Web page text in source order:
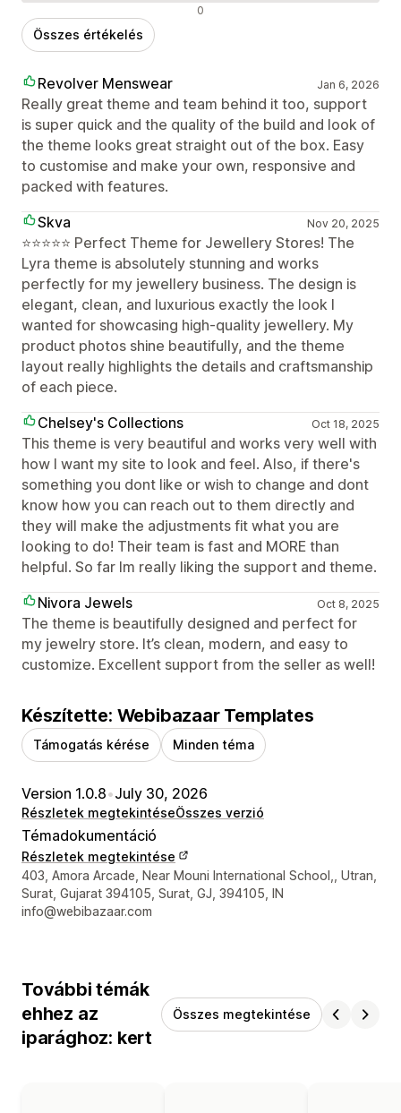
0
Összes értékelés
Revolver Menswear Jan 6, 2026
Really great theme and team behind it too, support
is super quick and the quality of the build and look of
the theme looks great straight out of the box. Easy
to customise and make your own, responsive and
packed with features.
Skva
Nov 20, 2025
⭐️⭐️⭐️⭐️⭐️ Perfect Theme for Jewellery Stores! The
Lyra theme is absolutely stunning and works
perfectly for my jewellery business. The design is
elegant, clean, and luxurious exactly the look I
wanted for showcasing high-quality jewellery. My
product photos shine beautifully, and the theme
layout really highlights the details and craftsmanship
of each piece.
Chelsey's Collections
Oct 18, 2025
This theme is very beautiful and works very well with
how I want my site to look and feel. Also, if there's
something you dont like or wish to change and dont
know how you can reach out to them directly and
they will make the adjustments fit what you are
looking to do! Their team is fast and MORE than
helpful. So far Im really liking the support and theme.
Nivora Jewels
Oct 8, 2025
The theme is beautifully designed and perfect for
my jewelry store. It’s clean, modern, and easy to
customize. Excellent support from the seller as well!
Készítette: Webibazaar Templates
Támogatás kérése Minden téma
Version 1.0.8•July 30, 2026
Részletek megtekintéseÖsszes verzió
Témadokumentáció
Részletek megtekintése
Dizájner kapcsolattartási adatai
403, Amora Arcade, Near Mouni International School,, Utran,
Surat, Gujarat 394105, Surat, GJ, 394105, IN
info@webibazaar.com
További témák
ehhez az
iparághoz: kert
Összes megtekintése